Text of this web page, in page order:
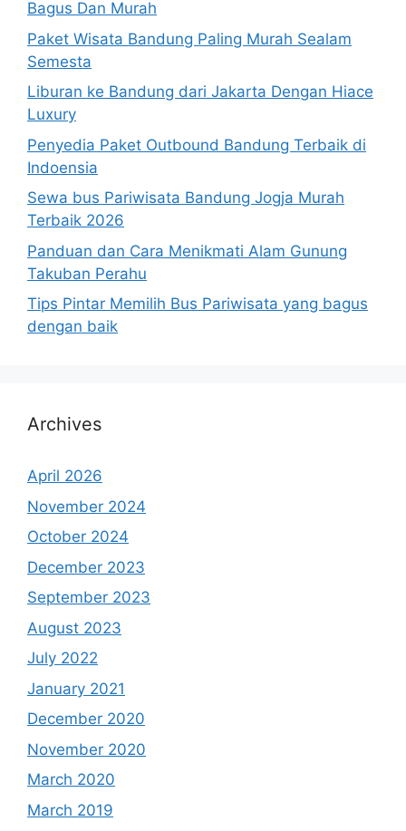
Bagus Dan Murah
Paket Wisata Bandung Paling Murah Sealam
Semesta
Liburan ke Bandung dari Jakarta Dengan Hiace
Luxury
Penyedia Paket Outbound Bandung Terbaik di
Indoensia
Sewa bus Pariwisata Bandung Jogja Murah
Terbaik 2026
Panduan dan Cara Menikmati Alam Gunung
Takuban Perahu
Tips Pintar Memilih Bus Pariwisata yang bagus
dengan baik
Archives
April 2026
November 2024
October 2024
December 2023
September 2023
August 2023
July 2022
January 2021
December 2020
November 2020
March 2020
March 2019